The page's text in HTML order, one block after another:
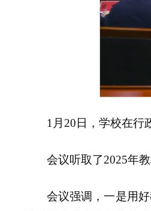
1月20日，学校在行
会议听取了2025年
会议强调，一是用